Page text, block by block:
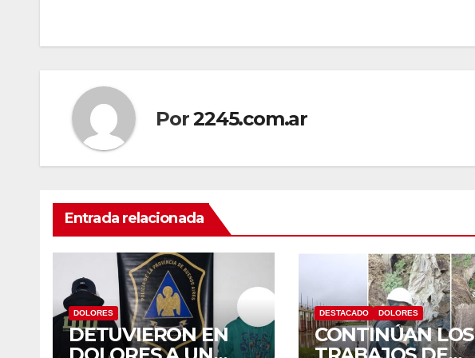
Por2245.com.ar
Entrada relacionada
DOLORES
DETUVIERON EN
DESTACADO DOLORES
CONTINÚAN LOS